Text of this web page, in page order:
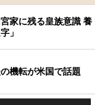
家に残る皇族意識 養
」
機転が米国で話題